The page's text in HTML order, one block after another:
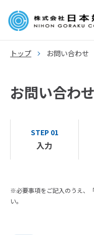
トップ お問い合わせ
お問い合わせ
STEP 01
入力
※必要事項をご記入のうえ、
い。